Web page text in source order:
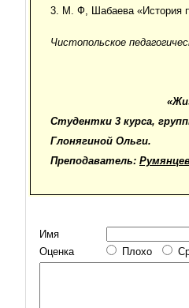
3. М. Ф, Шабаева «История
Чистопольское
Студентки 3 курса,
Глонягиной Ольги.
Преподаватель:
Имя
Оценка
Плохо